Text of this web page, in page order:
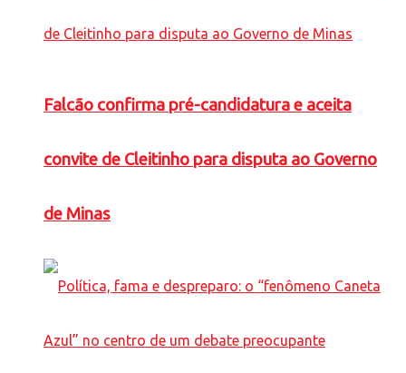
Falcão confirma pré-candidatura e aceita
convite de Cleitinho para disputa ao Governo
de Minas